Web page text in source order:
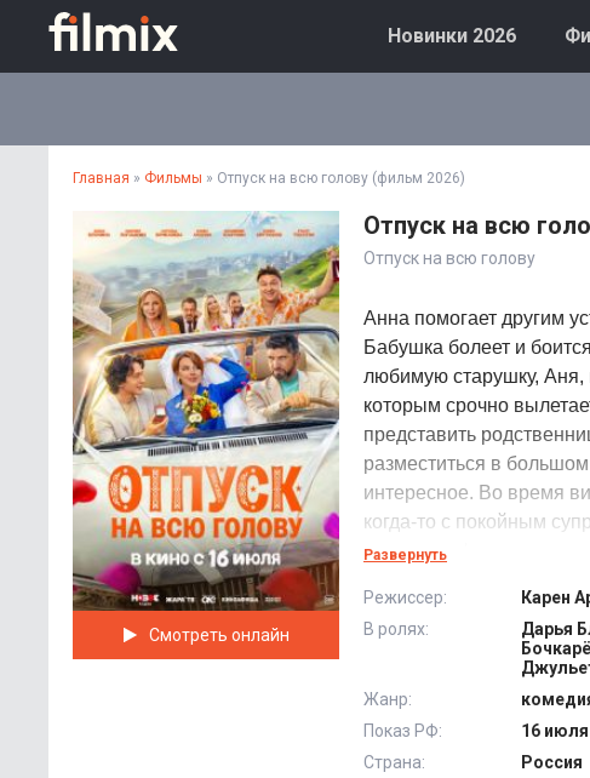
Новинки 2026
Главная » Фильмы » Отпуск на всю голову (фильм 2026)
Смотреть онлайн
Отпуск на всю
Отпуск на всю голову
Анна помогает другим
Бабушка болеет и
любимую старушку, Аня,
которым срочно
представить
разместиться в
интересное. Во время
когда-то с покойным
ценную информацию к
знакомством с местной
даже похищением
Развернуть
Режиссер:
Карен
В ролях:
Дарья
Жанр:
Показ РФ:
16
Страна:
Россия